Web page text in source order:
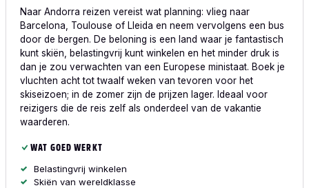
Naar Andorra reizen vereist wat planning: vlieg naar
Barcelona, Toulouse of Lleida en neem vervolgens een bus
door de bergen. De beloning is een land waar je fantastisch
kunt skiën, belastingvrij kunt winkelen en het minder druk is
dan je zou verwachten van een Europese ministaat. Boek je
vluchten acht tot twaalf weken van tevoren voor het
skiseizoen; in de zomer zijn de prijzen lager. Ideaal voor
reizigers die de reis zelf als onderdeel van de vakantie
waarderen.
WAT GOED WERKT
Belastingvrij winkelen
Skiën van wereldklasse